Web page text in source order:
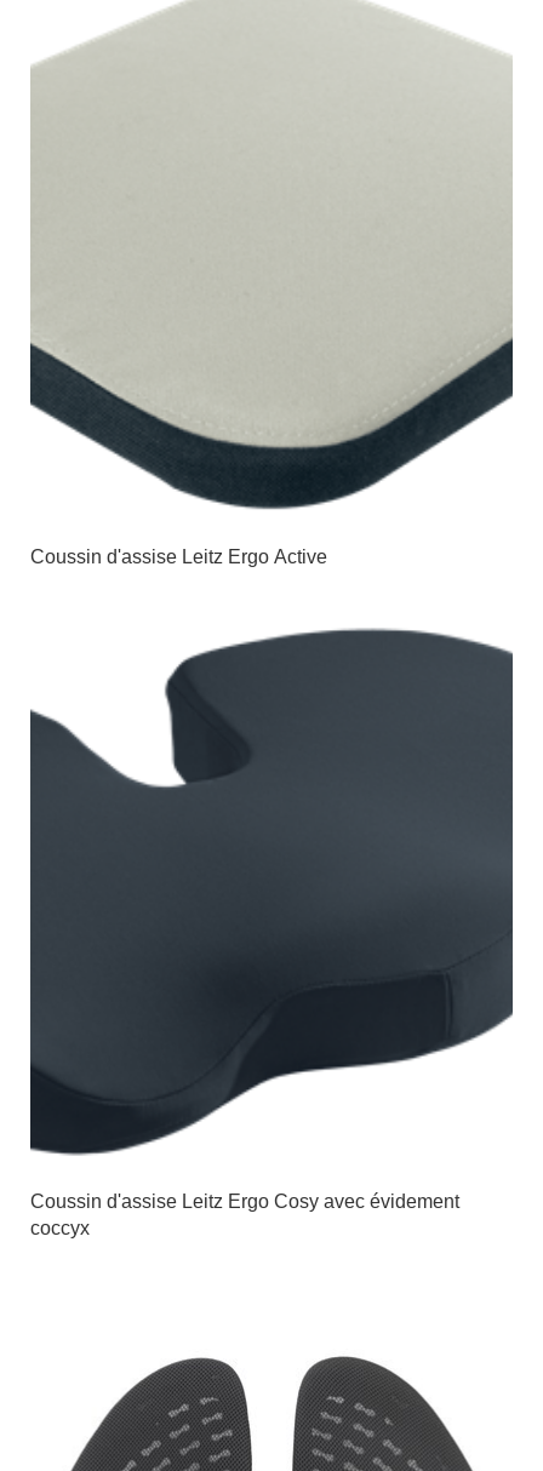
Coussin d'assise Leitz Ergo Active
Coussin d'assise Leitz Ergo Cosy avec évidement
coccyx